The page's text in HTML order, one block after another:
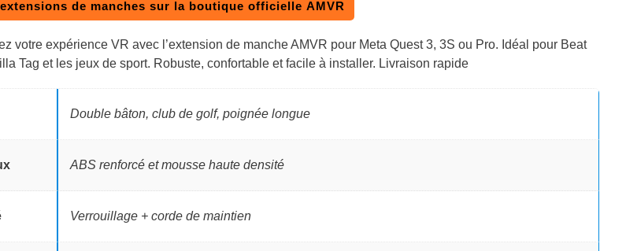
p
r
i
i
n
t
p
r
i
x
a
c
t
u
de manches sur la boutique officielle AMVR
votre expérience VR avec l’extension de manche AMVR pour Meta Quest 3, 3S ou Pro. Idéal pour Beat
Tag et les jeux de sport. Robuste, confortable et facile à installer. Livraison rapide
Double bâton, club de golf, poignée longue
ABS renforcé et mousse haute densité
Verrouillage + corde de maintien